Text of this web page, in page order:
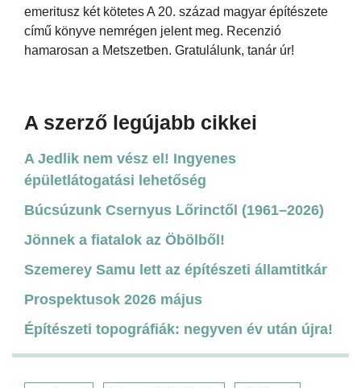
emeritusz két kötetes A 20. század magyar építészete
című könyve nemrégen jelent meg. Recenzió
hamarosan a Metszetben. Gratulálunk, tanár úr!
A szerző legújabb cikkei
A Jedlik nem vész el! Ingyenes
épületlátogatási lehetőség
Búcsúzunk Csernyus Lőrinctől (1961–2026)
Jönnek a fiatalok az Öbölből!
Szemerey Samu lett az építészeti államtitkár
Prospektusok 2026 május
Építészeti topográfiák: negyven év után újra!